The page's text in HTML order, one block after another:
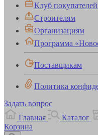
Клуб
Строителям
Организациям
Программа
Поставщикам
Политика
Задать вопрос
Главная
Каталог
Корзина